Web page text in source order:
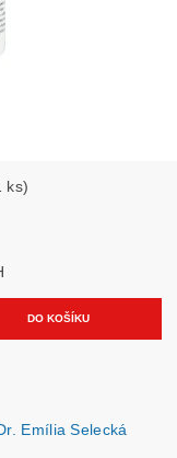
ks)
Emília Selecká